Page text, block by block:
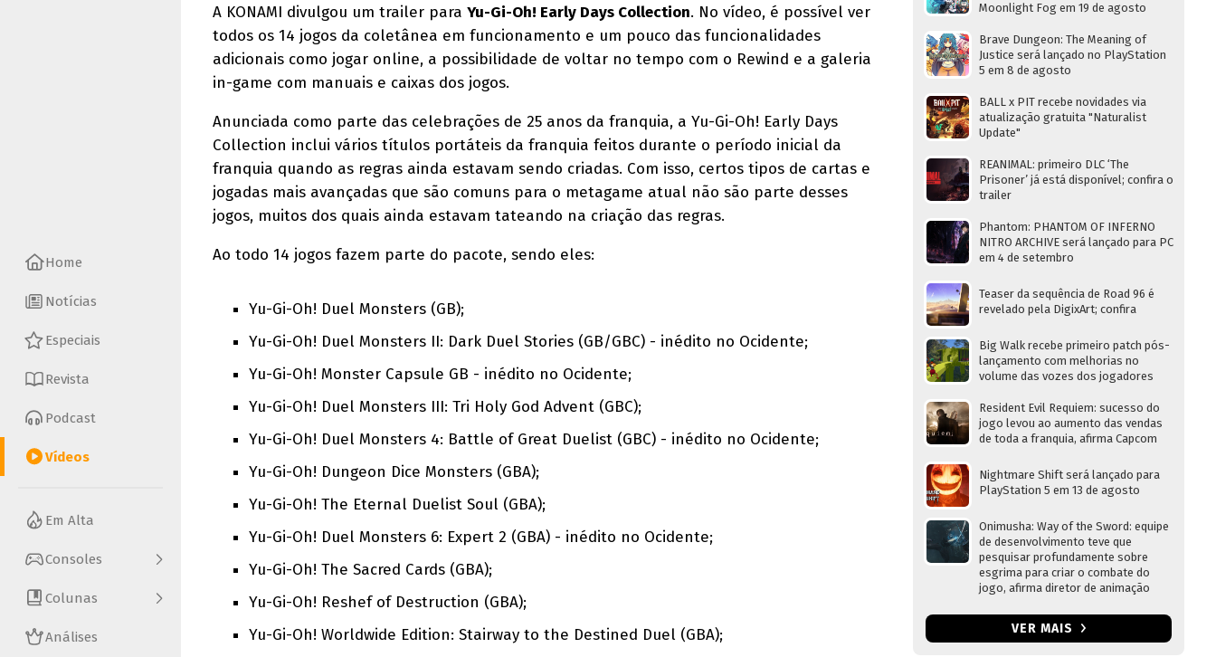
Home
Notícias
Especiais
Revista
Podcast
Vídeos
Em Alta
Consoles
Colunas
Análises
A KONAMI divulgou um trailer para Yu-Gi-Oh! Early Days Collection. No vídeo, é possível ver
todos os 14 jogos da coletânea em funcionamento e um pouco das funcionalidades
adicionais como jogar online, a possibilidade de voltar no tempo com o Rewind e a galeria
in-game com manuais e caixas dos jogos.
Anunciada como parte das celebrações de 25 anos da franquia, a Yu-Gi-Oh! Early Days
Collection inclui vários títulos portáteis da franquia feitos durante o período inicial da
franquia quando as regras ainda estavam sendo criadas. Com isso, certos tipos de cartas e
jogadas mais avançadas que são comuns para o metagame atual não são parte desses
jogos, muitos dos quais ainda estavam tateando na criação das regras.
Ao todo 14 jogos fazem parte do pacote, sendo eles:
Yu-Gi-Oh! Duel Monsters (GB);
Yu-Gi-Oh! Duel Monsters II: Dark Duel Stories (GB/GBC) - inédito no Ocidente;
Yu-Gi-Oh! Monster Capsule GB - inédito no Ocidente;
Yu-Gi-Oh! Duel Monsters III: Tri Holy God Advent (GBC);
Yu-Gi-Oh! Duel Monsters 4: Battle of Great Duelist (GBC) - inédito no Ocidente;
Yu-Gi-Oh! Dungeon Dice Monsters (GBA);
Yu-Gi-Oh! The Eternal Duelist Soul (GBA);
Yu-Gi-Oh! Duel Monsters 6: Expert 2 (GBA) - inédito no Ocidente;
Yu-Gi-Oh! The Sacred Cards (GBA);
Yu-Gi-Oh! Reshef of Destruction (GBA);
Yu-Gi-Oh! Worldwide Edition: Stairway to the Destined Duel (GBA);
Moonlight Fog em 19 de agosto
Brave Dungeon: The Meaning of
Justice será lançado no PlayStation
5 em 8 de agosto
BALL x PIT recebe novidades via
atualização gratuita "Naturalist
Update"
REANIMAL: primeiro DLC ‘The
Prisoner’ já está disponível; confira o
trailer
Phantom: PHANTOM OF INFERNO
NITRO ARCHIVE será lançado para PC
em 4 de setembro
Teaser da sequência de Road 96 é
revelado pela DigixArt; confira
Big Walk recebe primeiro patch pós-
lançamento com melhorias no
volume das vozes dos jogadores
Resident Evil Requiem: sucesso do
jogo levou ao aumento das vendas
de toda a franquia, afirma Capcom
Nightmare Shift será lançado para
PlayStation 5 em 13 de agosto
Onimusha: Way of the Sword: equipe
de desenvolvimento teve que
pesquisar profundamente sobre
esgrima para criar o combate do
jogo, afirma diretor de animação
VER MAIS